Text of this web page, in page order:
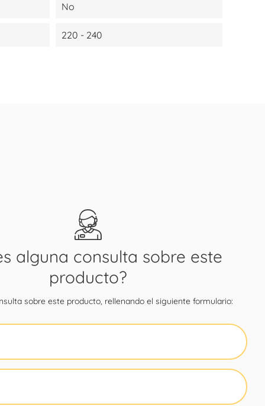
No
220 - 240
alguna consulta sobre este
producto?
sobre este producto, rellenando el siguiente formulario: